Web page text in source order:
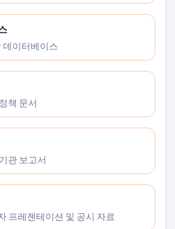
데이터베이스
책 문서
관 보고서
프레젠테이션 및 공시 자료